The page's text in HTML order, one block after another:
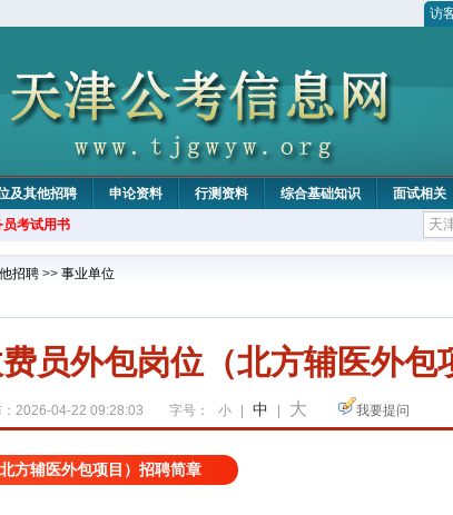
访
及其他招聘 申论资料 行测资料 综合基础知识 面试相关
考试用书
招聘 >> 事业单位
员外包岗位（北方辅医外包
：2026-04-22 09:28:03 字号： 小 中 大 我要提问
方辅医外包项目）招聘简章